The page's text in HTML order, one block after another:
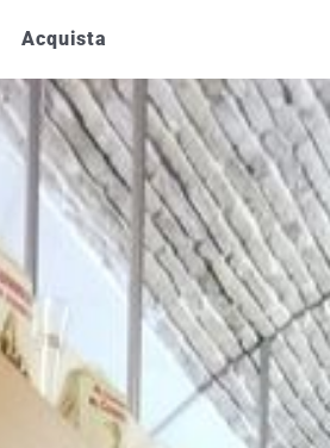
Acquista